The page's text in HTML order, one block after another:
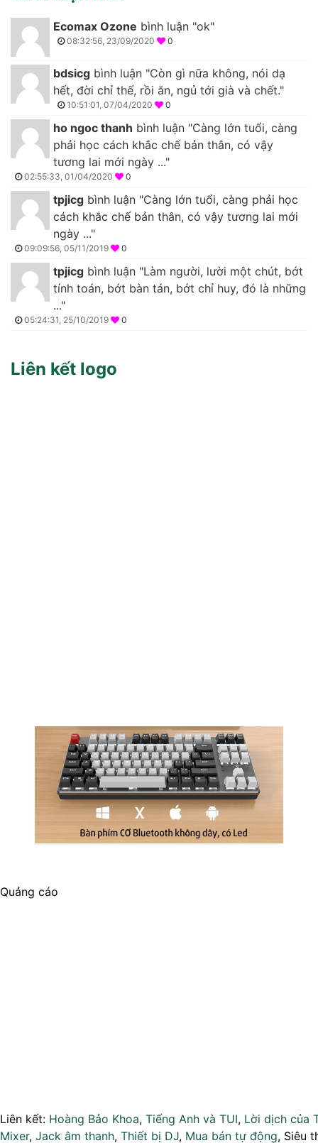
Ecomax Ozone bình luận "ok"
08:32:56, 23/09/2020 0
bdsicg bình luận "Còn gì nữa không, nói dạ
hết, đời chỉ thế, rồi ăn, ngủ tới già và chết."
10:51:01, 07/04/2020 0
ho ngoc thanh bình luận "Càng lớn tuổi, càng
phải học cách khắc chế bản thân, có vậy
tương lai mới ngày ..."
02:55:33, 01/04/2020 0
tpjicg bình luận "Càng lớn tuổi, càng phải học
cách khắc chế bản thân, có vậy tương lai mới
ngày ..."
09:09:56, 05/11/2019 0
tpjicg bình luận "Làm người, lười một chút, bớt
tính toán, bớt bàn tán, bớt chỉ huy, đó là những
..."
05:24:31, 25/10/2019 0
Liên kết logo
Quảng cáo
Liên kết: Hoàng Bảo Khoa, Tiếng Anh và TUI, Lời dịch của
Mixer, Jack âm thanh, Thiết bị DJ, Mua bán tự động, Siêu